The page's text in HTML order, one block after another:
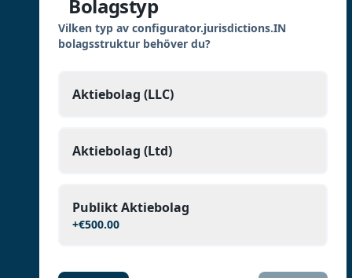
Bolagstyp
Vilken typ av configurator.jurisdictions.IN
bolagsstruktur behöver du?
Aktiebolag (LLC)
Aktiebolag (Ltd)
Publikt Aktiebolag
+€500.00